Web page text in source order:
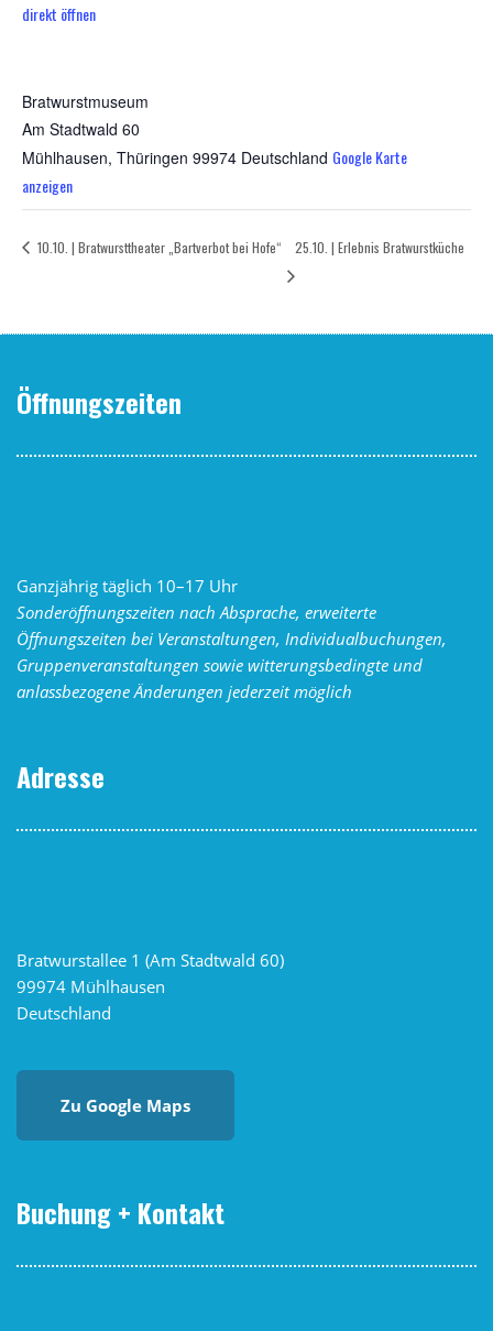
Brat­wurst­mu­se­um
Am Stadtwald 60
Mühlhausen, Thüringen 99974 Deutschland Google Karte
anzeigen
direkt öffnen
10.10. | Brat­wurst­thea­ter „Bart­ver­bot bei Hofe“ 25.10. | Erleb­nis Bratwurstküche
Öffnungszeiten
Ganzjährig täglich 10–17 Uhr
Sonderöffnungszeiten nach Absprache, erweiterte
Öffnungszeiten bei Veranstaltungen, Individualbuchungen,
Gruppenveranstaltungen sowie witterungsbedingte und
anlassbezogene Änderungen jederzeit möglich
Adresse
Bratwurstallee 1 (Am Stadtwald 60)
99974 Mühlhausen
Deutschland
Zu Google Maps
Buchung + Kontakt